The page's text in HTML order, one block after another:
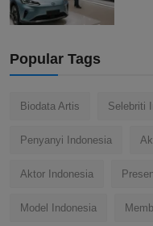
Popular Tags
Biodata Artis Selebriti
Penyanyi Indonesia
Aktor Indonesia
Model Indonesia